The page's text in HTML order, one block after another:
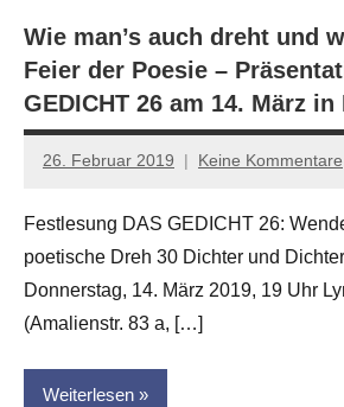
Wie man’s auch dreht und
Feier der Poesie –
GEDICHT 26 am 14. März in
26. Februar 2019
Jan-
Hornauer
für
dasgedichtblog
Keine Kommentare
Festlesung DAS GEDICHT 26:
poetische Dreh 30 Dichter und
Donnerstag, 14. März 2019, 19 Uhr
(Amalienstr. 83 a, […]
Weiterlesen